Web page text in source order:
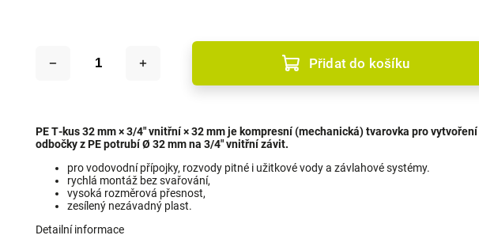
Přidat do košíku
PE T‑kus 32 mm × 3/4" vnitřní × 32 mm je kompresní (mechanická) tvarovka pro vytvoření
odbočky z PE potrubí Ø 32 mm na 3/4" vnitřní závit.
pro vodovodní přípojky, rozvody pitné i užitkové vody a závlahové systémy.
rychlá montáž bez svařování,
vysoká rozměrová přesnost,
zesílený nezávadný plast.
Detailní informace